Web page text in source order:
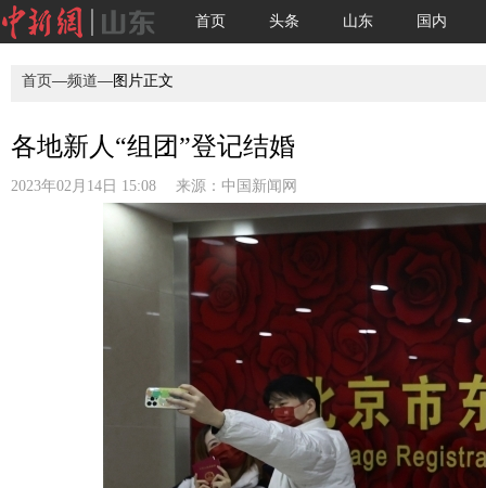
首页 头条 山东 国内
首页—频道—图片正文
各地新人“组团”登记结婚
2023年02月14日 15:08 来源： 中国新闻网